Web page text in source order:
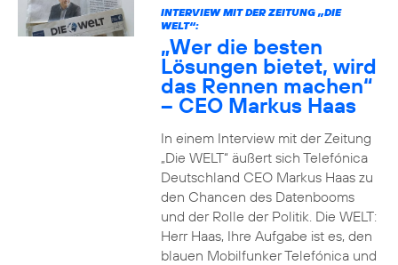
INTERVIEW MIT DER ZEITUNG „DIE
WELT“:
„Wer die besten
Lösungen bietet, wird
das Rennen machen“
– CEO Markus Haas
In einem Interview mit der Zeitung
„Die WELT“ äußert sich Telefónica
Deutschland CEO Markus Haas zu
den Chancen des Datenbooms
und der Rolle der Politik. Die WELT:
Herr Haas, Ihre Aufgabe ist es, den
blauen Mobilfunker Telefónica und